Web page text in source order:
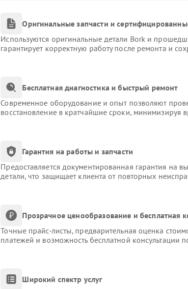
Оригинальные запчасти и
Используются оригинальные детали Bork и
гарантирует корректную работу после ремонта и
Бесплатная диагностика и быстрый ремонт
Современное оборудование и опыт позволяют
восстановление в кратчайшие сроки, минимизируя
Гарантия на работы и запчасти
Предоставляется документированная гарантия на
детали, что защищает клиента от повторных
Прозрачное ценообразование и бесплатная
Точные прайс-листы, предварительная оценка
платежей и возможность бесплатной консультации
Широкий спектр услуг